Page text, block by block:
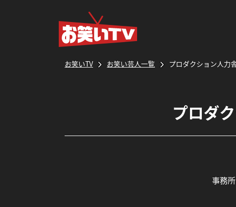
お笑いTV お笑い芸人一覧 プロダクション人力
プロダ
事務所